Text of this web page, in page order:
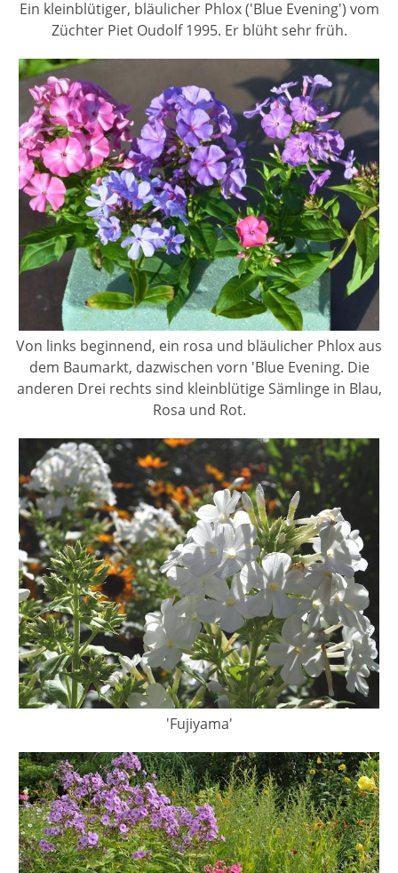
Ein kleinblütiger, bläulicher Phlox ('Blue Evening') vom
Züchter Piet Oudolf 1995. Er blüht sehr früh.
Von links beginnend, ein rosa und bläulicher Phlox aus
dem Baumarkt, dazwischen vorn 'Blue Evening. Die
anderen Drei rechts sind kleinblütige Sämlinge in Blau,
Rosa und Rot.
'Fujiyama'